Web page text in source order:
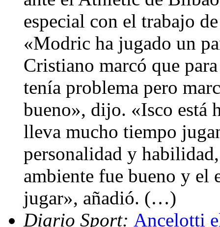
especial con el trabajo
«Modric ha jugado un
Cristiano marcó que
tenía problema pero
bueno», dijo. «Isco está
lleva mucho tiempo
personalidad y
ambiente fue bueno y el
jugar», añadió. (…)
Diario Sport: Ancelotti